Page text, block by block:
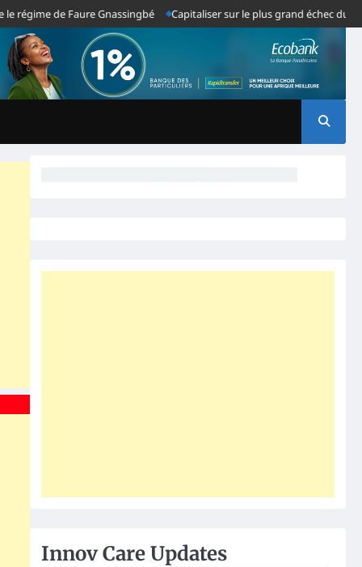
de Faure Gnassingbé Capitaliser sur le plus grand échec du
Innov Care Updates